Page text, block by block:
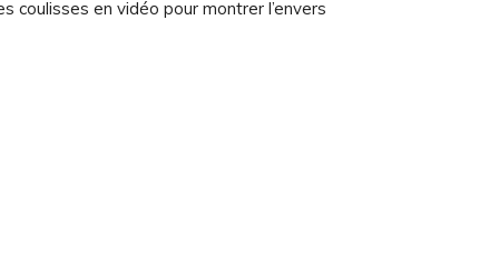
en vidéo pour montrer l’envers